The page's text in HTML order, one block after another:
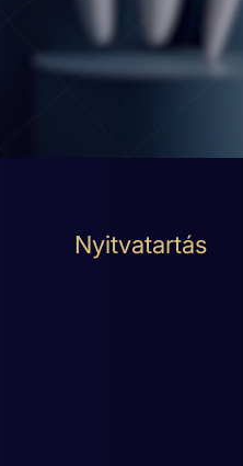
Nyitvatartás